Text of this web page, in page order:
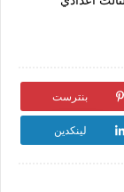
بنترست
لينكدين